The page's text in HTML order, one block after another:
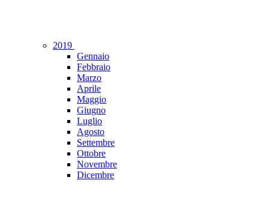
2019
Gennaio
Febbraio
Marzo
Aprile
Maggio
Giugno
Luglio
Agosto
Settembre
Ottobre
Novembre
Dicembre